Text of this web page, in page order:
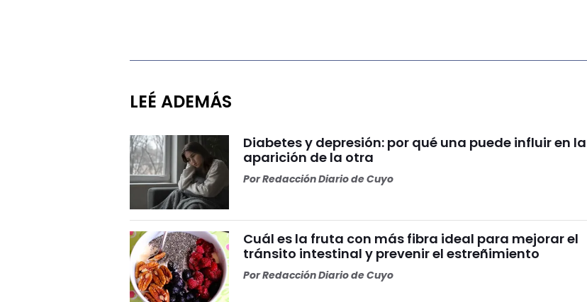
LEÉ ADEMÁS
Diabetes y depresión: por qué una puede influir en la
aparición de la otra
PorRedacción Diario de Cuyo
Cuál es la fruta con más fibra ideal para mejorar el
tránsito intestinal y prevenir el estreñimiento
PorRedacción Diario de Cuyo